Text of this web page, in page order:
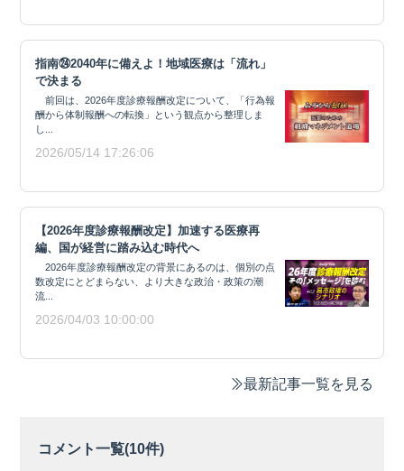
指南㉔2040年に備えよ！地域医療は「流れ」
で決まる
前回は、2026年度診療報酬改定について、「行為報
酬から体制報酬への転換」という観点から整理しま
し...
2026/05/14 17:26:06
【2026年度診療報酬改定】加速する医療再
編、国が経営に踏み込む時代へ
2026年度診療報酬改定の背景にあるのは、個別の点
数改定にとどまらない、より大きな政治・政策の潮
流...
2026/04/03 10:00:00
最新記事一覧を見る
コメント一覧(10件)